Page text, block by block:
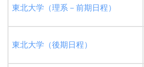
東北大学（理系－前期日程）
東北大学（後期日程）